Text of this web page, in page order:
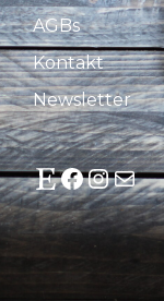
AGBs
Kontakt
Newsletter
Etsy E-Mail